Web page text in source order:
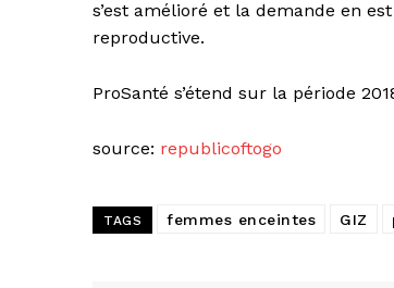
s’est amélioré et la demande en
reproductive.
ProSanté s’étend sur la période
source: republicoftogo
TAGS femmes enceintes GIZ